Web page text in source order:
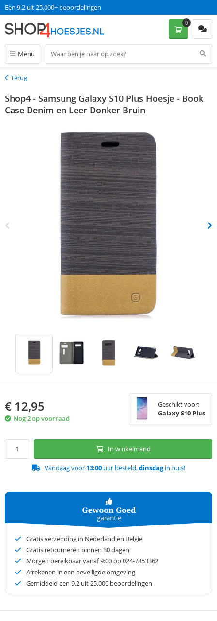
Een 9.2 uit 25.000+ beoordelingen
Menu
0
Terug
Terug
Shop4 - Samsung Galaxy S10 Plus Hoesje - Book
Case Denim en Leer Donker Bruin
€ 12,95
Nog 2 op voorraad
Geschikt voor:
Galaxy S10 Plus
In winkelmand
Vandaag voor 13:00 uur besteld,dinsdagin huis!
Gratis verzending in Nederland en België
Gratis retourneren binnen 30 dagen
Morgen bereikbaar vanaf 9:00 op 024-7853362
Afrekenen in een beveiligde omgeving
Gemiddeld een 9.2 uit 25.000 beoordelingen